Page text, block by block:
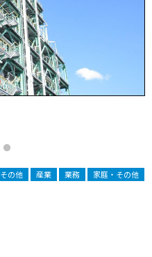
その他 産業 業務
家庭・その他